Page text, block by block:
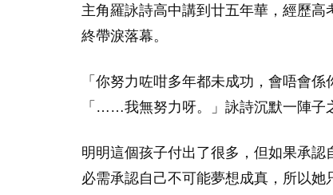
主角羅詠詩高中講到廿五年華，經歷
終帶淚落幕。
「你努力咗咁多年都未成功，會唔會
「……我無努力呀。」詠詩沉默一陣子
明明這個孩子付出了很多，但如果承
必需承認自己不可能夢想成真，所以